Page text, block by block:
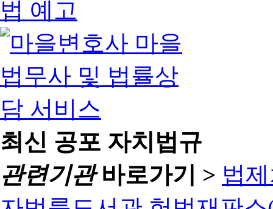
최신 공포 자치법규
관련기관바로가기 > 법